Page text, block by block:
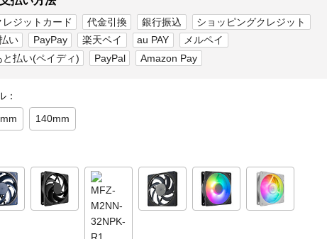
レジットカード 代金引換 銀行振込
ショッピングクレジット
い
PayPay 楽天ペイ au PAY
メルペイ
と払い(ペイディ)
PayPal Amazon Pay
：
140mm